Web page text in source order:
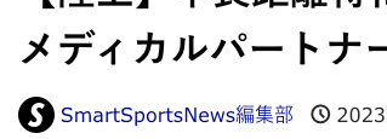
デ
ィ
カ
パ